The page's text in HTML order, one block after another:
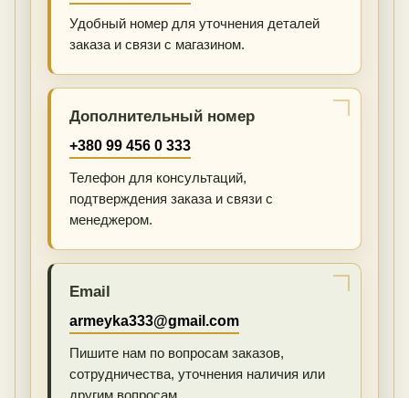
Удобный номер для уточнения деталей
заказа и связи с магазином.
Дополнительный номер
+380 99 456 0 333
Телефон для консультаций,
подтверждения заказа и связи с
менеджером.
Email
armeyka333@gmail.com
Пишите нам по вопросам заказов,
сотрудничества, уточнения наличия или